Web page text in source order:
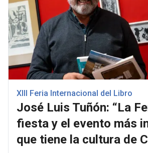
XIII Feria Internacional del Libro
José Luis Tuñón: “La
fiesta y el evento más
que tiene la cultura de